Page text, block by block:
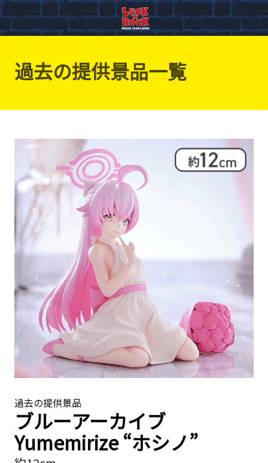
過去の提供景品一覧
過去の提供景品
ブルーアーカイブ
Yumemirize “ホシノ”